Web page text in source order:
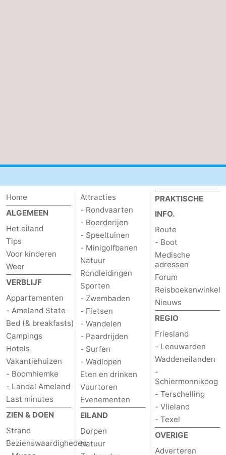
Home
ALGEMEEN
Het eiland
Tips
Voor kinderen
Weer
VERBLIJF
Appartementen
- Ameland State
Bed (& breakfasts)
Campings
Hotels
Vakantiehuizen
- Boomhiemke
- Landal Ameland
Last minutes
ZIEN & DOEN
Strand
Bezienswaardigheden
Attracties
- Rondvaarten
- Boerderijen
- Speeltuinen
- Minigolfbanen
Natuur
Rondleidingen
Sporten
- Zwembaden
- Fietsen
- Wandelen
- Paardrijden
- Surfen
- Wadlopen
Eten en drinken
Vuurtoren
Evenementen
EILAND
Dorpen
Natuur
PRAKTISCHE
INFO.
Route
- Boot
Medische
adressen
Forum
Reisboekenwinkel
Nieuws
REGIO
Friesland
- Leeuwarden
Waddeneilanden
-
Schiermonnikoog
- Terschelling
- Vlieland
- Texel
OVERIGE
Adverteren